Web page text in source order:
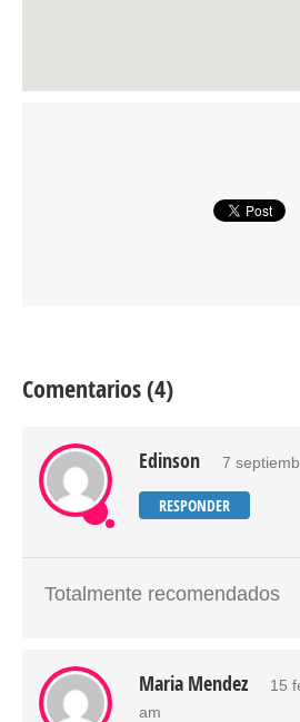
Comentarios (4)
Edinson 7
RESPONDER
Totalmente recomendados
Maria Mendez
15
am